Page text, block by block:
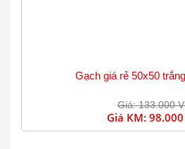
Gạch giá rẻ 50x50
Giá: 133.000
Giá KM: